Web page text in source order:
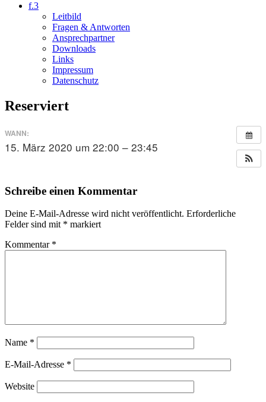
f.3
Leitbild
Fragen & Antworten
Ansprechpartner
Downloads
Links
Impressum
Datenschutz
Reserviert
WANN:
15. März 2020 um 22:00 – 23:45
Schreibe einen Kommentar
Deine E-Mail-Adresse wird nicht veröffentlicht. Erforderliche
Felder sind mit * markiert
Kommentar *
Name *
E-Mail-Adresse *
Website